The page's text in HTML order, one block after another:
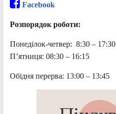
Facebook
Розпорядок роботи:
Понеділок-четвер: 8:30 – 17:30
П’ятниця: 08:30 – 16:15
Обідня перерва: 13:00 – 13:45